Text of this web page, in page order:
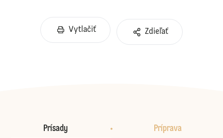
Vytlačiť Zdieľať
Prísady Príprava